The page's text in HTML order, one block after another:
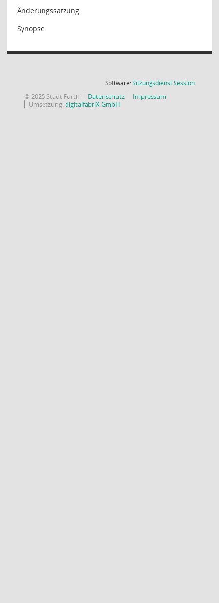
Änderungssatzung
Synopse
Software:SitzungsdienstSession(Wird in
© 2025 Stadt Fürth Datenschutz
Impressum
Umsetzung:digitalfabriX GmbH